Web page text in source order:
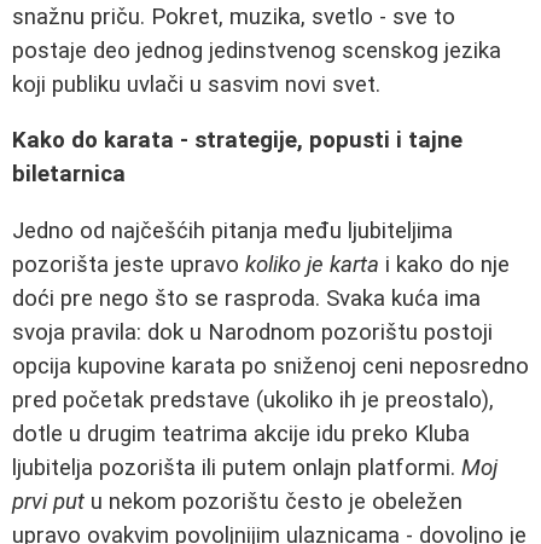
snažnu priču. Pokret, muzika, svetlo - sve to
postaje deo jednog jedinstvenog scenskog jezika
koji publiku uvlači u sasvim novi svet.
Kako do karata - strategije, popusti i tajne
biletarnica
Jedno od najčešćih pitanja među ljubiteljima
pozorišta jeste upravo koliko je karta i kako do nje
doći pre nego što se rasproda. Svaka kuća ima
svoja pravila: dok u Narodnom pozorištu postoji
opcija kupovine karata po sniženoj ceni neposredno
pred početak predstave (ukoliko ih je preostalo),
dotle u drugim teatrima akcije idu preko Kluba
ljubitelja pozorišta ili putem onlajn platformi. Moj
prvi put u nekom pozorištu često je obeležen
upravo ovakvim povoljnijim ulaznicama - dovoljno je